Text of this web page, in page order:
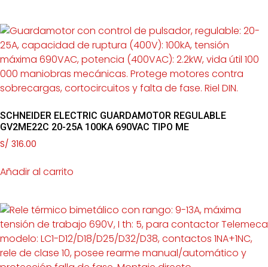
SCHNEIDER ELECTRIC GUARDAMOTOR REGULABLE
GV2ME22C 20-25A 100KA 690VAC TIPO ME
S/ 316.00
Añadir al carrito